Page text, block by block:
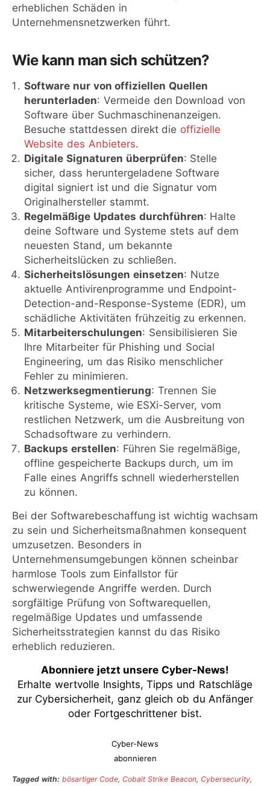
erheblichen Schäden in
Unternehmensnetzwerken führt.
Wie kann man sich schützen?
Software nur von offiziellen Quellen
herunterladen: Vermeide den Download von
Software über Suchmaschinenanzeigen.
Besuche stattdessen direkt die offizielle
Website des Anbieters.
Digitale Signaturen überprüfen: Stelle
sicher, dass heruntergeladene Software
digital signiert ist und die Signatur vom
Originalhersteller stammt.
Regelmäßige Updates durchführen: Halte
deine Software und Systeme stets auf dem
neuesten Stand, um bekannte
Sicherheitslücken zu schließen.
Sicherheitslösungen einsetzen: Nutze
aktuelle Antivirenprogramme und Endpoint-
Detection-and-Response-Systeme (EDR), um
schädliche Aktivitäten frühzeitig zu erkennen.
Mitarbeiterschulungen: Sensibilisieren Sie
Ihre Mitarbeiter für Phishing und Social
Engineering, um das Risiko menschlicher
Fehler zu minimieren.
Netzwerksegmentierung: Trennen Sie
kritische Systeme, wie ESXi-Server, vom
restlichen Netzwerk, um die Ausbreitung von
Schadsoftware zu verhindern.
Backups erstellen: Führen Sie regelmäßige,
offline gespeicherte Backups durch, um im
Falle eines Angriffs schnell wiederherstellen
zu können.
Bei der Softwarebeschaffung ist wichtig wachsam
zu sein und Sicherheitsmaßnahmen konsequent
umzusetzen. Besonders in
Unternehmensumgebungen können scheinbar
harmlose Tools zum Einfallstor für
schwerwiegende Angriffe werden. Durch
sorgfältige Prüfung von Softwarequellen,
regelmäßige Updates und umfassende
Sicherheitsstrategien kannst du das Risiko
erheblich reduzieren.
Abonniere jetzt unsere Cyber-News!
Erhalte wertvolle Insights, Tipps und Ratschläge
zur Cybersicherheit, ganz gleich ob du Anfänger
oder Fortgeschrittener bist.
Cyber-News
abonnieren
Tagged with: bösartiger Code, Cobalt Strike Beacon, Cybersecurity,